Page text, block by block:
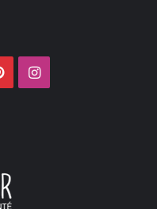
PinterestInstagram